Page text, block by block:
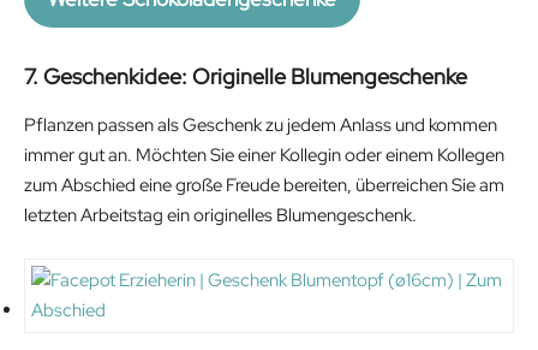
:
8
9
9
€
.
4
6
€
.
7. Geschenkidee: Originelle Blumengeschenke
Pflanzen passen als Geschenk zu jedem Anlass und kommen
immer gut an. Möchten Sie einer Kollegin oder einem Kollegen
zum Abschied eine große Freude bereiten, überreichen Sie am
letzten Arbeitstag ein originelles Blumengeschenk.